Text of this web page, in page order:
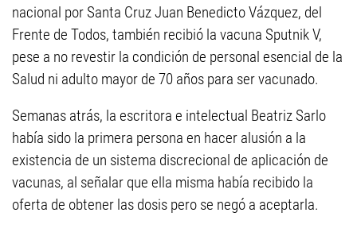
nacional por Santa Cruz Juan Benedicto Vázquez, del
Frente de Todos, también recibió la vacuna Sputnik V,
pese a no revestir la condición de personal esencial de la
Salud ni adulto mayor de 70 años para ser vacunado.
Semanas atrás, la escritora e intelectual Beatriz Sarlo
había sido la primera persona en hacer alusión a la
existencia de un sistema discrecional de aplicación de
vacunas, al señalar que ella misma había recibido la
oferta de obtener las dosis pero se negó a aceptarla.